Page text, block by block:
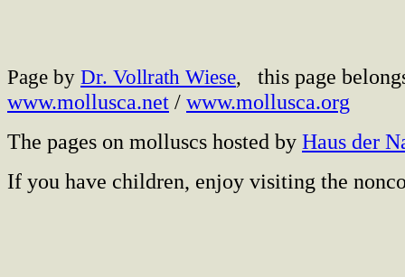
Page by Dr. Vollrath Wiese,
this page
www.mollusca.net / www.mollusca.org
The pages on molluscs hosted by Haus der
If you have children, enjoy visiting the